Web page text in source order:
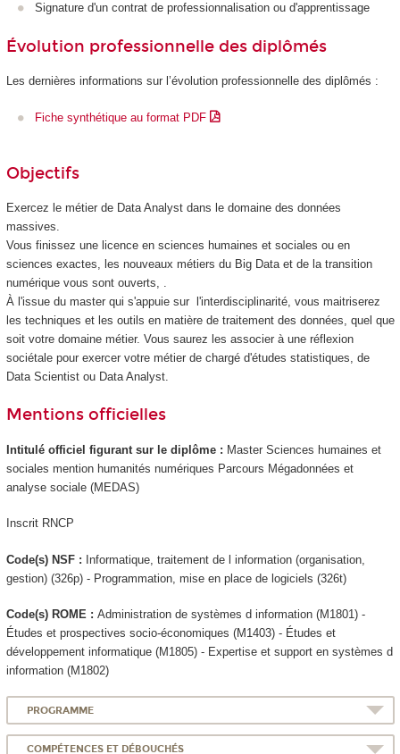
Signature d'un contrat de professionnalisation ou d'apprentissage
Évolution professionnelle des diplômés
Les dernières informations sur l’évolution professionnelle des diplômés :
Fiche synthétique au format PDF
Objectifs
Exercez le métier de Data Analyst dans le domaine des données
massives.
Vous finissez une licence en sciences humaines et sociales ou en
sciences exactes, les nouveaux métiers du Big Data et de la transition
numérique vous sont ouverts, .
À l'issue du master qui s'appuie sur l'interdisciplinarité, vous maitriserez
les techniques et les outils en matière de traitement des données, quel que
soit votre domaine métier. Vous saurez les associer à une réflexion
sociétale pour exercer votre métier de chargé d'études statistiques, de
Data Scientist ou Data Analyst.
Mentions officielles
Intitulé officiel figurant sur le diplôme : Master Sciences humaines et
sociales mention humanités numériques Parcours Mégadonnées et
analyse sociale (MEDAS)
Inscrit RNCP
Code(s) NSF : Informatique, traitement de l information (organisation,
gestion) (326p) - Programmation, mise en place de logiciels (326t)
Code(s) ROME : Administration de systèmes d information (M1801) -
Études et prospectives socio-économiques (M1403) - Études et
développement informatique (M1805) - Expertise et support en systèmes d
information (M1802)
PROGRAMME
COMPÉTENCES ET DÉBOUCHÉS